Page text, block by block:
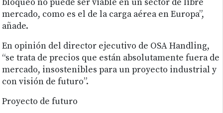
bloqueo no puede ser viable en un sector de libre
mercado, como es el de la carga aérea en Europa”,
añade.
En opinión del director ejecutivo de OSA Handling,
“se trata de precios que están absolutamente fuera de
mercado, insostenibles para un proyecto industrial y
con visión de futuro”.
Proyecto de futuro